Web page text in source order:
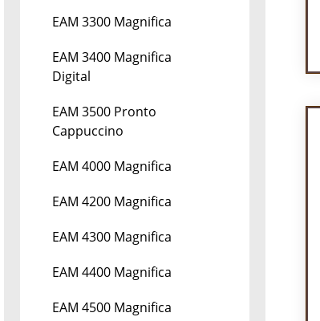
EAM 3300 Magnifica
EAM 3400 Magnifica
Digital
EAM 3500 Pronto
Cappuccino
EAM 4000 Magnifica
EAM 4200 Magnifica
EAM 4300 Magnifica
EAM 4400 Magnifica
EAM 4500 Magnifica